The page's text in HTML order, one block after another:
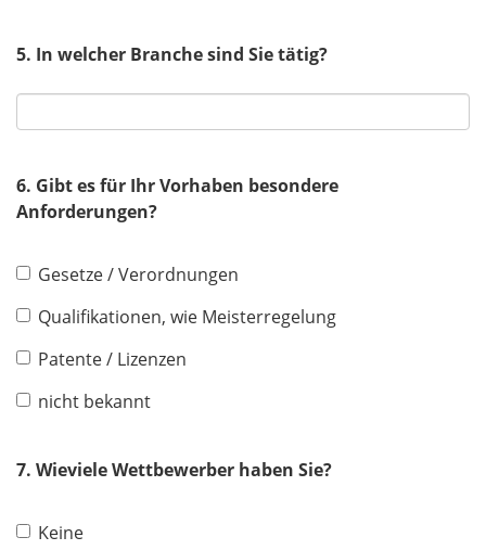
5. In welcher Branche sind Sie tätig?
6. Gibt es für Ihr Vorhaben besondere
Anforderungen?
Gesetze / Verordnungen
Qualifikationen, wie Meisterregelung
Patente / Lizenzen
nicht bekannt
7. Wieviele Wettbewerber haben Sie?
Keine